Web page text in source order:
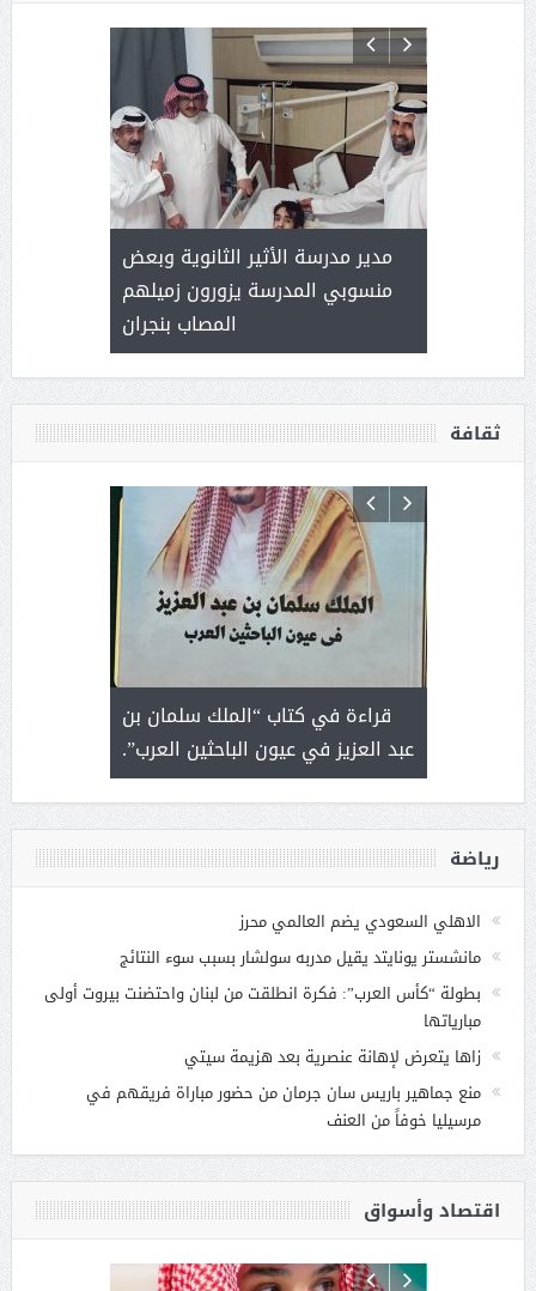
( محمد
مدير مدرسة الأثير الثانوية وبعض
منسوبي المدرسة يزورون زميلهم
المصاب بنجران
) .. ميراث
ثقافة
قراءة في كتاب “الملك سلمان بن
عبد العزيز في عيون الباحثين العرب”.
لايعرف
رياضة
الاهلي السعودي يضم العالمي محرز
مانشستر يونايتد يقيل مدربه سولشار بسبب سوء النتائج
بطولة “كأس العرب”: فكرة انطلقت من لبنان واحتضنت بيروت أولى
مبارياتها
زاها يتعرض لإهانة عنصرية بعد هزيمة سيتي
منع جماهير باريس سان جرمان من حضور مباراة فريقهم في
مرسيليا خوفاً من العنف
اقتصاد وأسواق